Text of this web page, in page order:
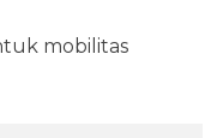
mobilitas